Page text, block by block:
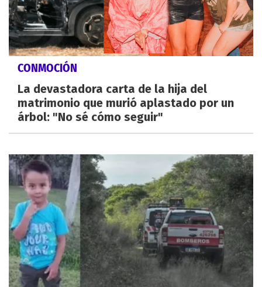
CONMOCIÓN
La devastadora carta de la hija del
matrimonio que murió aplastado por un
árbol: "No sé cómo seguir"